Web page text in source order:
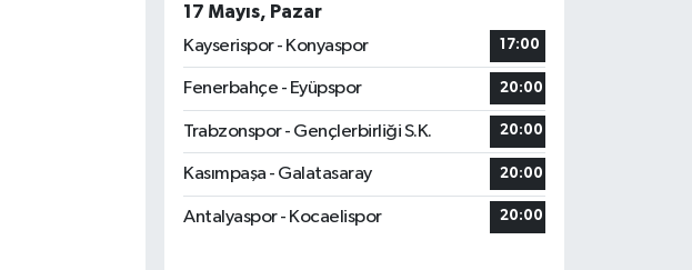
17 Mayıs, Pazar
Kayserispor - Konyaspor
17:00
Fenerbahçe - Eyüpspor 20:00
Trabzonspor - Gençlerbirliği S.K. 20:00
Kasımpaşa - Galatasaray 20:00
Antalyaspor - Kocaelispor 20:00